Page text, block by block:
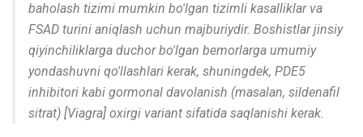
baholash tizimi mumkin bo'lgan tizimli kasalliklar va
FSAD turini aniqlash uchun majburiydir. Boshistlar jinsiy
qiyinchiliklarga duchor bo'lgan bemorlarga umumiy
yondashuvni qo'llashlari kerak, shuningdek, PDE5
inhibitori kabi gormonal davolanish (masalan, sildenafil
sitrat) [Viagra] oxirgi variant sifatida saqlanishi kerak.